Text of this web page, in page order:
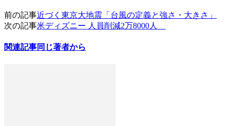
前の記事近づく東京大地震「台風の定義と強さ・大きさ」
次の記事米ディズニー 人員削減2万8000人
関連記事同じ著者から